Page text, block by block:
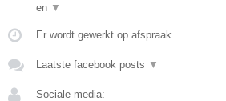
en ▼
Er wordt gewerkt op afspraak.
Laatste facebook posts ▼
Sociale media: